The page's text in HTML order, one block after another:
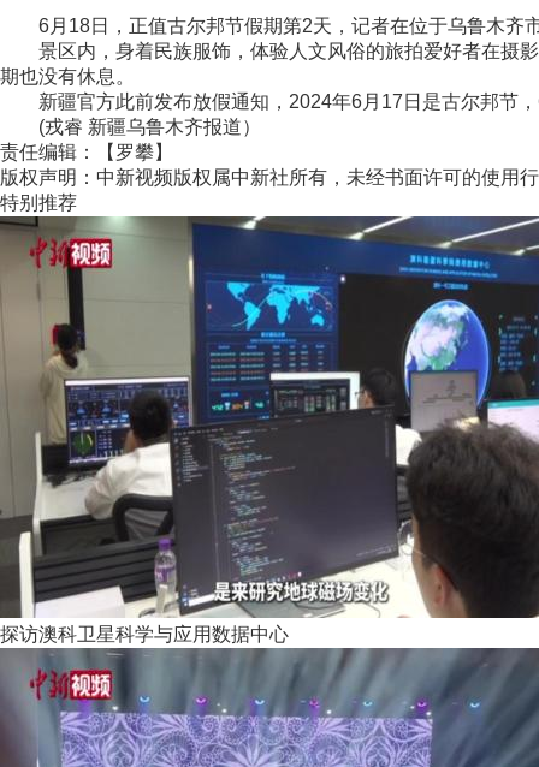
6月18日，正值古尔邦节假期第2天，记者在位于乌鲁木齐
景区内，身着民族服饰，体验人文风俗的旅拍爱好者在摄影
期也没有休息。
新疆官方此前发布放假通知，2024年6月17日是古尔邦节，
(戎睿 新疆乌鲁木齐报道）
责任编辑：【罗攀】
版权声明：中新视频版权属中新社所有，未经书面许可的使用
特别推荐
探访澳科卫星科学与应用数据中心